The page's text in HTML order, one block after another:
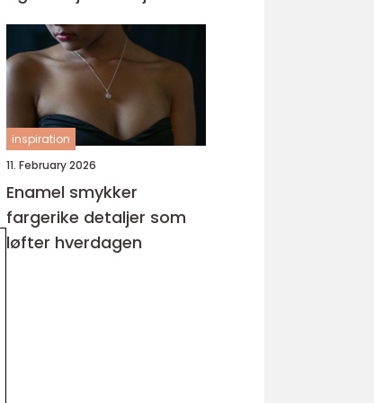
inspiration
11. February 2026
Enamel smykker
fargerike detaljer som
løfter hverdagen